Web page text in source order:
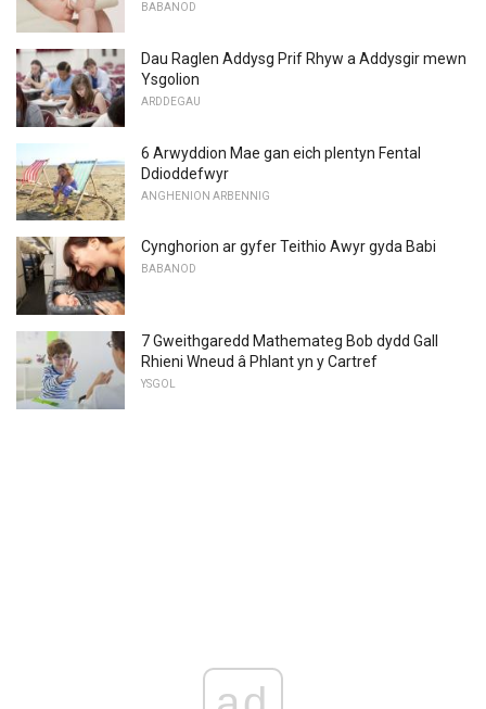
BABANOD
Dau Raglen Addysg Prif Rhyw a Addysgir mewn
Ysgolion
ARDDEGAU
6 Arwyddion Mae gan eich plentyn Fental
Ddioddefwyr
ANGHENION ARBENNIG
Cynghorion ar gyfer Teithio Awyr gyda Babi
BABANOD
7 Gweithgaredd Mathemateg Bob dydd Gall
Rhieni Wneud â Phlant yn y Cartref
YSGOL